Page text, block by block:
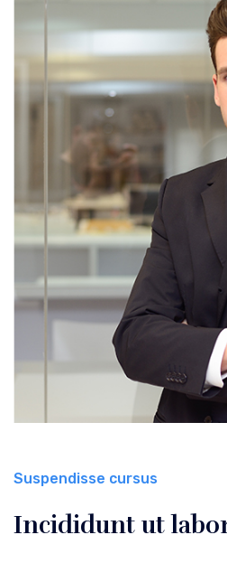
Suspendisse cursus
Incididunt ut